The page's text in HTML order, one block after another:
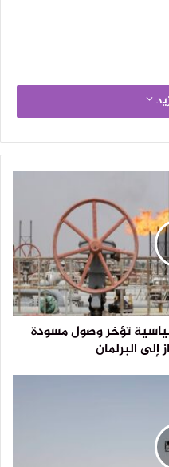
تؤخر وصول مسودة
إلى البرلمان